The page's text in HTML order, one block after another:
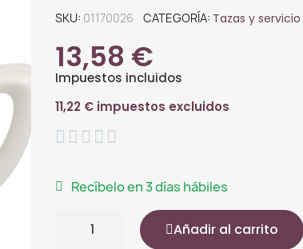
SKU 01170026 CATEGORÍA Tazas y
13,58 €
Impuestos incluidos
11,22 € impuestos excluidos
    
Recíbelo en 3 días hábiles
Añadir al carrito